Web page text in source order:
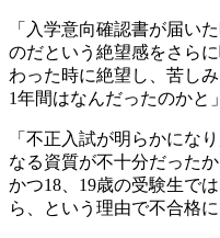
「入学意向確認書が届い
のだという絶望感をさら
わった時に絶望し、苦し
1年間はなんだったのかと」
「不正入試が明らかにな
なる資質が不十分だった
かつ18、19歳の受験生で
ら、という理由で不合格